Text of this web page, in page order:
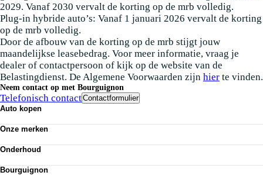
2029. Vanaf 2030 vervalt de korting op de mrb volledig.
Plug-in hybride auto’s: Vanaf 1 januari 2026 vervalt de korting
op de mrb volledig.
Door de afbouw van de korting op de mrb stijgt jouw
maandelijkse leasebedrag. Voor meer informatie, vraag je
dealer of contactpersoon of kijk op de website van de
Belastingdienst. De Algemene Voorwaarden zijn hier te vinden.
Neem contact op met Bourguignon
Telefonisch contactContactformulier
Auto kopen
Occasions
Elektrisch
Alle voorraad
Onze merken
Audi
Škoda
Onderhoud
Airco
Bourguignon